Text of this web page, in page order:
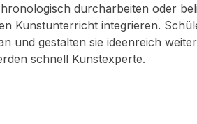
durcharbeiten oder
Kunstunterricht integrieren.
und gestalten sie ideenreich
schnell Kunstexperte.